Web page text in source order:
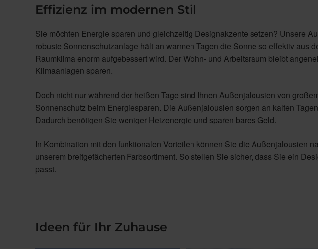
Effizienz im modernen Stil
Sie möchten Energie sparen und gleichzeitig Designakzente setzen? Unsere
robuste Sonnenschutzanlage hält an warmen Tagen die Sonne so effektiv aus
Raumklima enorm aufgebessert wird. Der Wohn- und Arbeitsraum bleibt
Klimaanlagen sparen.
Doch nicht nur während der heißen Tage sind Ihnen Außenjalousien von
Sonnenschutz beim Energiesparen. Die Außenjalousien sorgen an kalten
Dadurch benötigen Sie weniger Heizenergie und sparen bares Geld.
In Kombination mit den funktionalen Vorteilen können Sie die Außenjalousien
unserem breitgefächerten Farbsortiment. So stellen Sie sicher, dass Sie ein
passt.
Ideen für Ihr Zuhause